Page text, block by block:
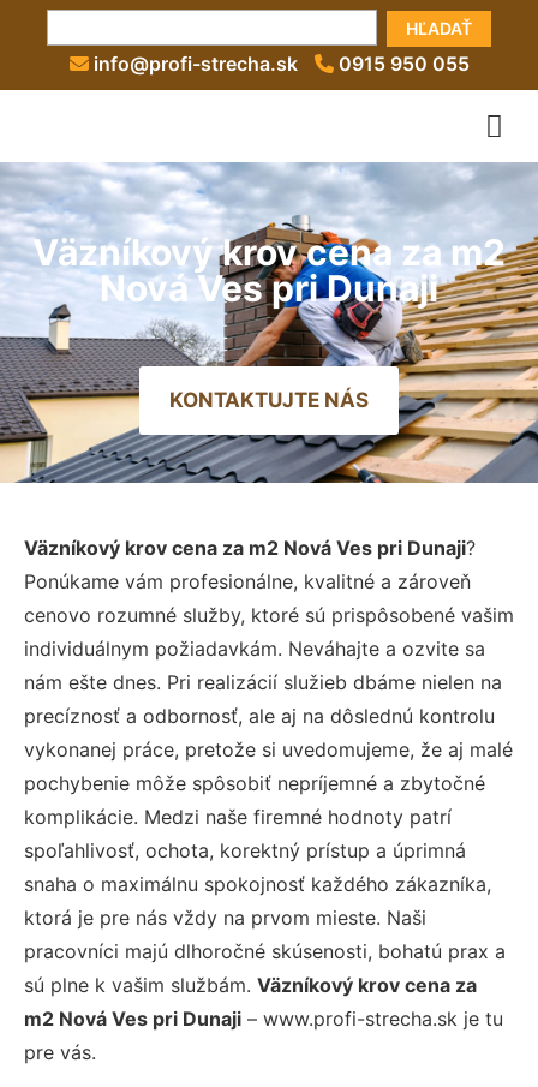
HĽADAŤ
info@profi-strecha.sk 0915 950 055
Väzníkový krov cena za m2
Nová Ves pri Dunaji
KONTAKTUJTE NÁS
Väzníkový krov cena za m2 Nová Ves pri Dunaji?
Ponúkame vám profesionálne, kvalitné a zároveň
cenovo rozumné služby, ktoré sú prispôsobené vašim
individuálnym požiadavkám. Neváhajte a ozvite sa
nám ešte dnes. Pri realizácií služieb dbáme nielen na
precíznosť a odbornosť, ale aj na dôslednú kontrolu
vykonanej práce, pretože si uvedomujeme, že aj malé
pochybenie môže spôsobiť nepríjemné a zbytočné
komplikácie. Medzi naše firemné hodnoty patrí
spoľahlivosť, ochota, korektný prístup a úprimná
snaha o maximálnu spokojnosť každého zákazníka,
ktorá je pre nás vždy na prvom mieste. Naši
pracovníci majú dlhoročné skúsenosti, bohatú prax a
sú plne k vašim službám. Väzníkový krov cena za
m2 Nová Ves pri Dunaji – www.profi-strecha.sk je tu
pre vás.